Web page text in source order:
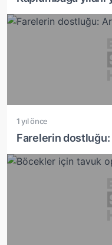
1 yıl önce
Farelerin dostluğu: